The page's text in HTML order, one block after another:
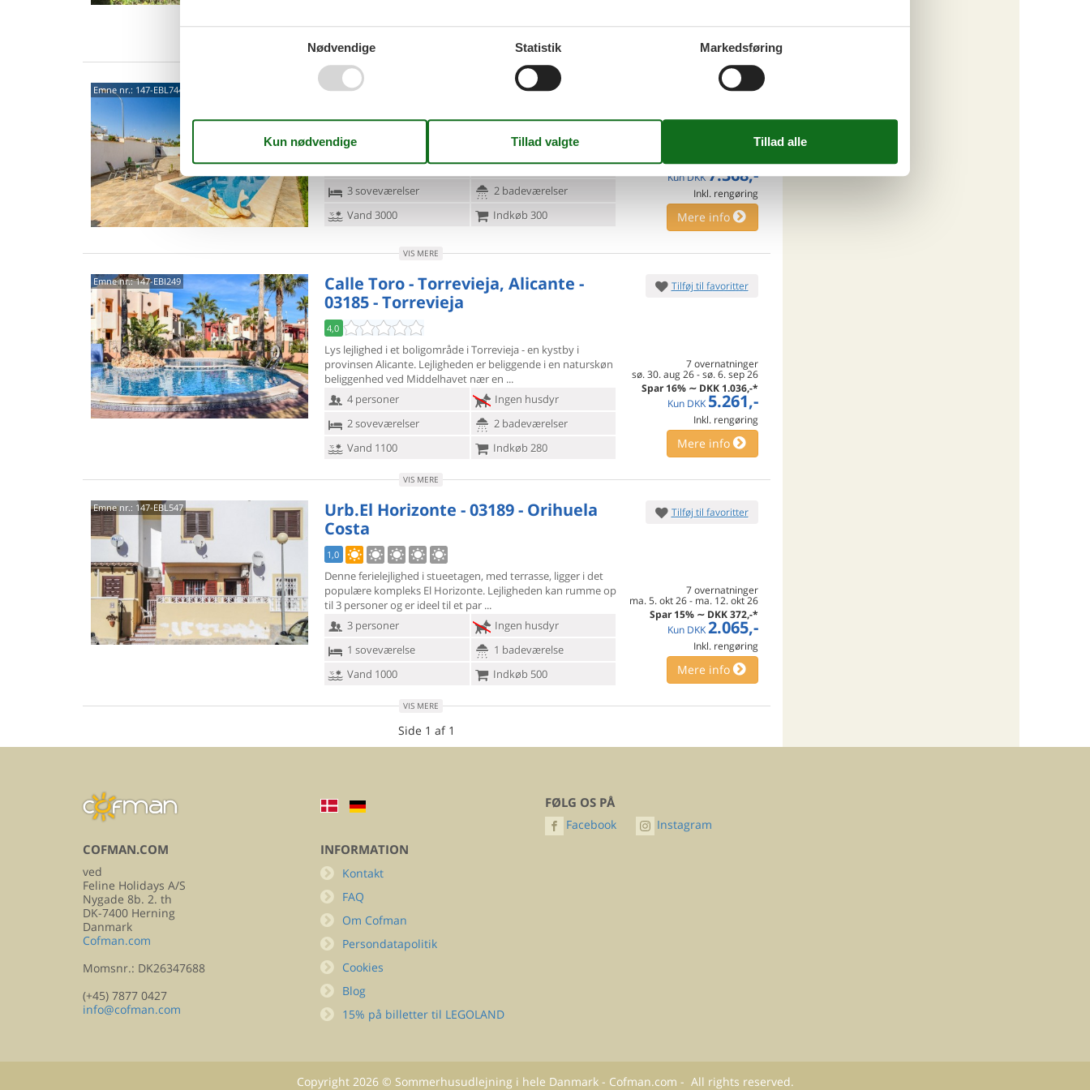
Vand 150
Indkøb 500 Mere info
Emne nr.: 147-EBL744 C/Sirius - 03189 - Orihuela Costa
I det populære feriekompleks La Florida ligger dette feriehus
unge gæster, da der ikke er langt til
8 personer
1 husdyr
3 soveværelser
2 badeværelser
Vand 3000
Indkøb 300
Tilføj til favoritter
7 overnatninger
sø. 13. sep 26
Spar17%∼DKK1.523,-*
KunDKK7.368,-
Inkl. rengøring
Mere info
VIS MERE
Emne nr.:147-EBI249
Calle Toro - Torrevieja, Alicante -
03185 - Torrevieja
4,0
Lys lejlighed i et boligområde i Torrevieja - en kystby i
provinsen Alicante. Lejligheden er beliggende i en naturskøn
beliggenhed ved Middelhavet nær en
4 personer
Ingen husdyr
2 soveværelser
2 badeværelser
Vand 1100
Indkøb 280
Tilføj til favoritter
7 overnatninger
sø. 30. aug 26-sø. 6. sep 26
Spar 16% ∼ DKK 1.036,-*
Kun DKK 5.261,-
Inkl. rengøring
Mere info
VIS MERE
Emne nr.: 147-EBL547
Urb.El Horizonte - 03189 - Orihuela
Costa
1,0
Denne ferielejlighed i stueetagen, med terrasse, ligger i det
populære kompleks El Horizonte. Lejligheden kan rumme op
til 3 personer og er ideel til et par
3 personer
Ingen husdyr
1 soveværelse
1 badeværelse
Vand 1000
Indkøb 500
Tilføj til favoritter
7 overnatninger
ma. 5. okt 26- ma. 12. okt 26
Spar 15% ∼ DKK 372,-*
Kun DKK 2.065,-
Inkl. rengøring
Mere info
VIS MERE
Side 1 af 1
COFMAN.COM
ved
Feline Holidays A/S
Nygade 8b. 2. th
DK-7400 Herning
Danmark
Cofman.com
Momsnr.: DK26347688
(+45) 7877 0427
info@cofman.com
INFORMATION
Kontakt
FAQ
Om Cofman
Persondatapolitik
Cookies
Blog
15% på billetter til LEGOLAND
FØLG OS PÅ
Facebook Instagram
Copyright 2026© Sommerhusudlejning i hele Danmark - Cofman.com - All rights reserved.
Nødvendige Statistik Markedsføring